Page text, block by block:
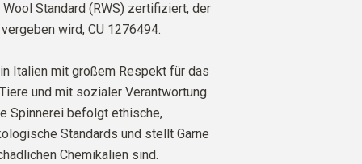
Standard (RWS) zertifiziert, der
wird, CU 1276494.
Italien mit großem Respekt für das
und mit sozialer Verantwortung
Spinnerei befolgt ethische,
Standards und stellt Garne
Chemikalien sind.